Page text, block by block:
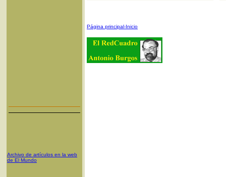
Archivo de artículos en la web
de El Mundo
Página principal-Inicio